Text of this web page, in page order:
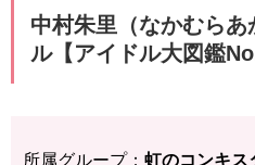
中村朱里（なかむら
ル【アイドル大図鑑
所属グループ： 虹のコンキス